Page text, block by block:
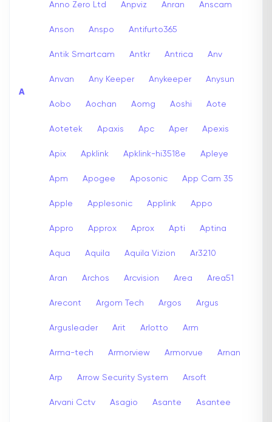
A
Anno Zero Ltd Anpviz Anran Anscam
Anson Anspo Antifurto365
Antik Smartcam Antkr Antrica Anv
Anvan Any Keeper Anykeeper Anysun
Aobo Aochan Aomg Aoshi Aote
Aotetek Apaxis Apc Aper Apexis
Apix Apklink Apklink-hi3518e Apleye
Apm Apogee Aposonic App Cam 35
Apple Applesonic Applink Appo
Appro Approx Aprox Apti Aptina
Aqua Aquila Aquila Vizion Ar3210
Aran Archos Arcvision Area Area51
Arecont Argom Tech Argos Argus
Argusleader Arit Arlotto Arm
Arma-tech Armorview Armorvue Arnan
Arp Arrow Security System Arsoft
Arvani Cctv Asagio Asante Asantee